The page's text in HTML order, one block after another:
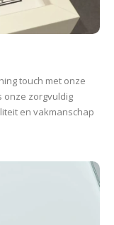
touch met onze
onze zorgvuldig
en vakmanschap